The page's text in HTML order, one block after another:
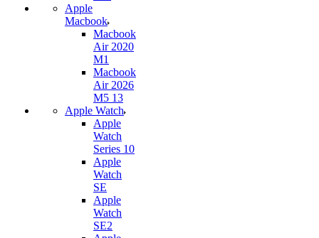
Apple
Macbook
Macbook
Air 2020
M1
Macbook
Air 2026
M5 13
Apple Watch
Apple
Watch
Series 10
Apple
Watch
SE
Apple
Watch
SE2